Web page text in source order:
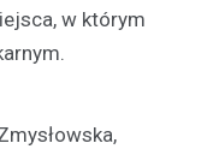
w którym